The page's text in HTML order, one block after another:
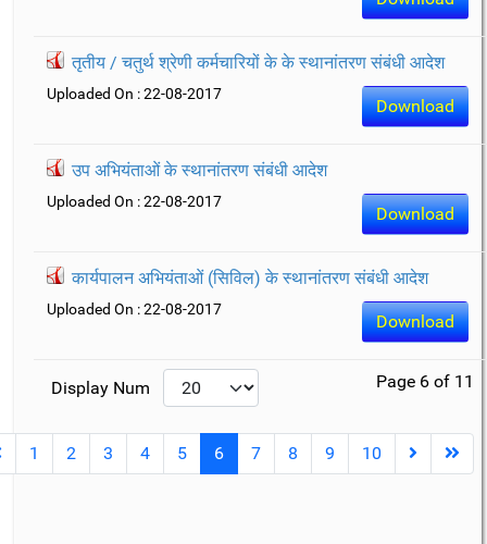
तृतीय / चतुर्थ श्रेणी कर्मचारियों के के स्थानांतरण संबंधी आदेश
Download
Uploaded On : 22-08-2017
उप अभियंताओं के स्थानांतरण संबंधी आदेश
Download
Uploaded On : 22-08-2017
कार्यपालन अभियंताओं (सिविल) के स्थानांतरण संबंधी आदेश
Download
Uploaded On : 22-08-2017
Display Num Page 6 of 11
1 2 3 4 5 6 7 8 9 10